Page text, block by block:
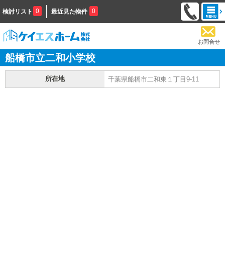
検討リスト 0 最近見た物件 0
お問合せ
船橋市立二和小学校
所在地 千葉県船橋市二和東１丁目9-11